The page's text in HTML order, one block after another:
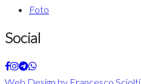
Foto
Social